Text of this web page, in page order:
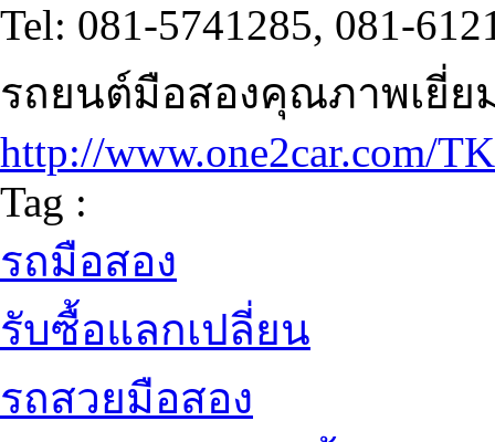
Tel: 081-5741285, 081-
รถยนต์มือสองคุณภาพเยี่
http://www.one2car.com/
Tag :
รถมือสอง
รับซื้อแลกเปลี่ยน
รถสวยมือสอง